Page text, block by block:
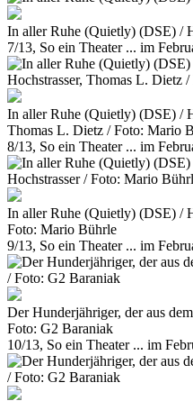
In aller Ruhe (Quietly) (DSE) /
7/13, So ein Theater ... im
In aller Ruhe (Quietly) (DSE) /
Thomas L. Dietz / Foto: Mario
8/13, So ein Theater ... im
In aller Ruhe (Quietly) (DSE) /
Foto: Mario Bührle
9/13, So ein Theater ... im
Der Hunderjähriger, der aus
Foto: G2 Baraniak
10/13, So ein Theater ... im